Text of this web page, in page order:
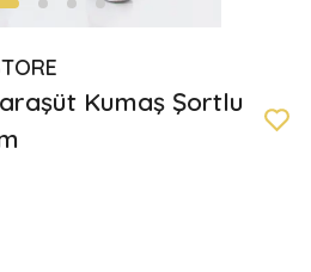
Kumaş Şortlu